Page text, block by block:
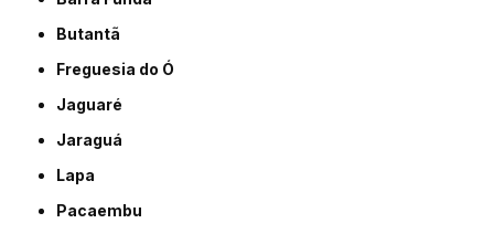
Butantã
Freguesia do Ó
Jaguaré
Jaraguá
Lapa
Pacaembu